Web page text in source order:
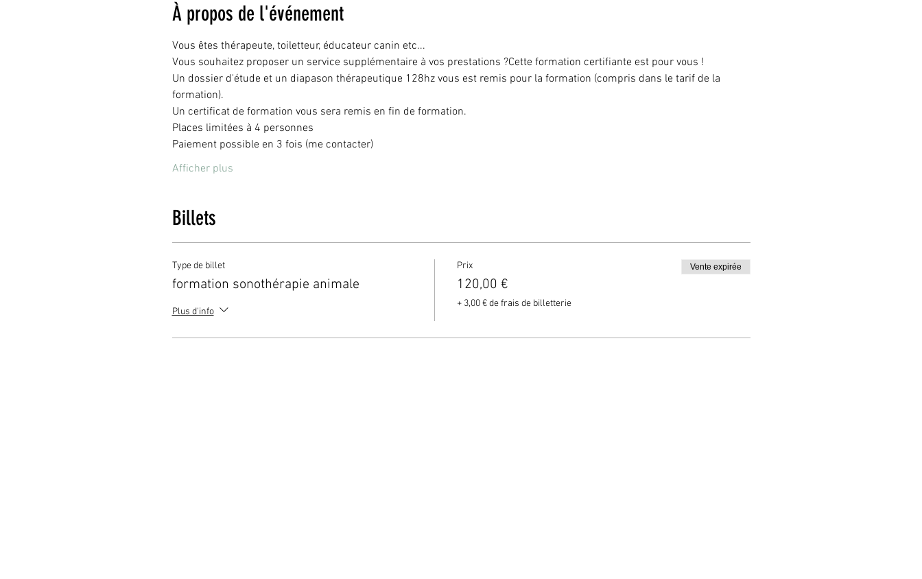
À propos de l'événement
Vous êtes thérapeute, toiletteur, éducateur canin etc...
Vous souhaitez proposer un service supplémentaire à vos prestations ?Cette formation certifiante est pour vous !
Un dossier d'étude et un diapason thérapeutique 128hz vous est remis pour la formation (compris dans le tarif de la
formation).
Un certificat de formation vous sera remis en fin de formation.
Places limitées à 4 personnes
Paiement possible en 3 fois (me contacter)
Afficher plus
Billets
Type de billet
formation sonothérapie animale
Plus d'info
Prix
120,00 €
+ 3,00 € de frais de billetterie
Vente expirée